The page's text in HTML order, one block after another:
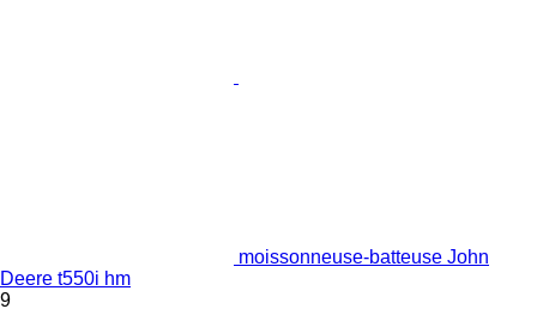
moissonneuse-batteuse John
Deere t550i hm
9